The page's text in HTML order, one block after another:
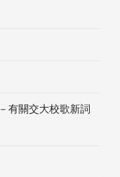
有關交大校歌新詞